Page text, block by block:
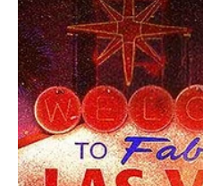
DeAnn Lubell
hace 5 días
1 min de
Deportes
“Camarón” Zepeda
CMB en Las Vegas